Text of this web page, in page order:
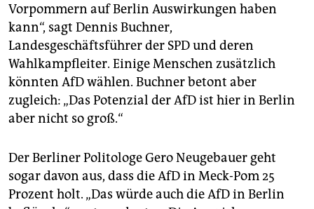
Vorpommern auf Berlin Auswirkungen haben
kann“, sagt Dennis Buchner,
Landesgeschäftsführer der SPD und deren
Wahlkampfleiter. Einige Menschen zusätzlich
könnten AfD wählen. Buchner betont aber
zugleich: „Das Potenzial der AfD ist hier in Berlin
aber nicht so groß.“
Der Berliner Politologe Gero Neugebauer geht
sogar davon aus, dass die AfD in Meck-Pom 25
Prozent holt. „Das würde auch die AfD in Berlin